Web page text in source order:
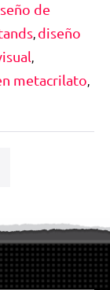
de
, diseño
,
metacrilato,